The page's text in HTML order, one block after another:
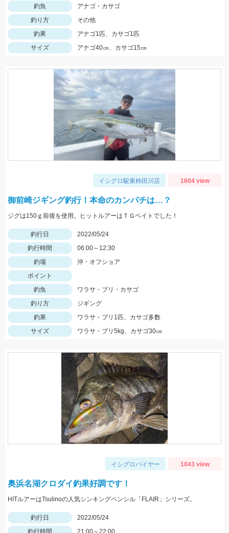
釣魚
アナゴ・カサゴ
釣り方
その他
釣果
アナゴ1匹、カサゴ1匹
サイズ
アナゴ40㎝、カサゴ15㎝
イシグロ駿東柿田川店 1604 view
御前崎ジギング釣行！本命のカンパチは…？
ジグは150ｇ前後を使用。ヒットルアーはＴＧベイトでした！
釣行日
2022/05/24
釣行時間
06:00～12:30
釣場
沖・オフショア
ポイント
釣魚
ワラサ・ブリ・カサゴ
釣り方
ジギング
釣果
ワラサ・ブリ1匹、カサゴ多数
サイズ
ワラサ・ブリ5kg、カサゴ30㎝
イシグロバイヤー 1043 view
奥浜名湖クロダイ釣果好調です！
HITルアーはTsulinoの人気シンキングペンシル「FLAIR」シリーズ。
釣行日
2022/05/24
釣行時間
21:00～22:00